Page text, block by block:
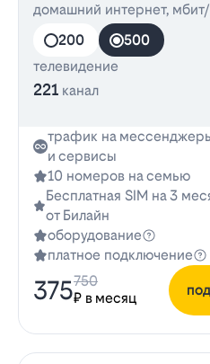
домашний интернет,
200
500
телевидение
221 канал
трафик на
и сервисы
10 номеров на семью
Бесплатная SIM на 3
от Билайн
оборудование
платное подключение
375₽ в месяц
750